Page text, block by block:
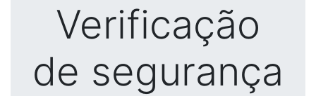
Verificação
de segurança